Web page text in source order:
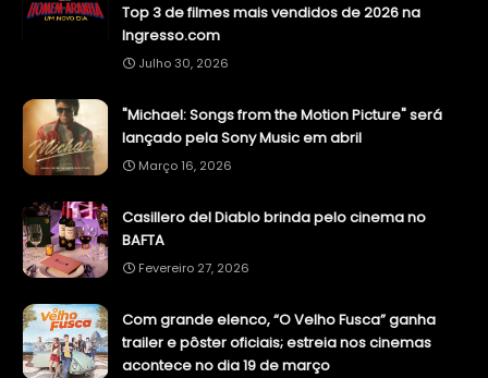
Top 3 de filmes mais vendidos de 2026 na
Ingresso.com
Julho 30, 2026
"Michael: Songs from the Motion Picture" será
lançado pela Sony Music em abril
Março 16, 2026
Casillero del Diablo brinda pelo cinema no
BAFTA
Fevereiro 27, 2026
Com grande elenco, “O Velho Fusca” ganha
trailer e pôster oficiais; estreia nos cinemas
acontece no dia 19 de março